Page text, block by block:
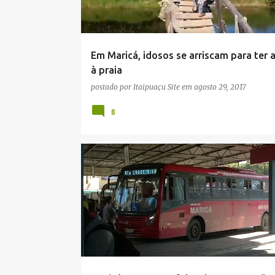
a
g
Em Maricá, idosos se arriscam para ter
à praia
postado por Itaipuaçu Site em agosto 29, 2017
8
CIDADE DESCASO EPT IDOSOS MARICÁ